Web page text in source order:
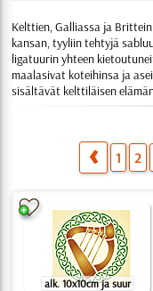
Kelttien, Galliassa ja
kansan, tyyliin tehtyjä
ligatuurin yhteen
maalasivat koteihinsa ja
sisältävät kelttiläisen
1 2
alk. 10x10cm ja suur